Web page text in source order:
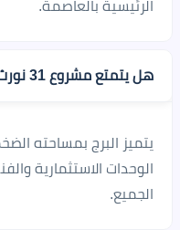
الرئيسية بالعاصمة.
هل يتمتع مشروع 31 نورث تاور بمساحة كبيرة؟
يتميز البرج بمساحته
الوحدات الاستثمارية
الجميع.